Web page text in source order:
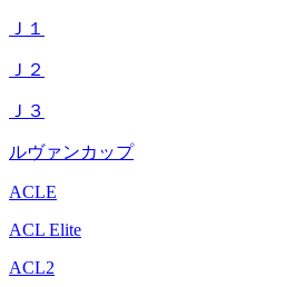
Ｊ１
Ｊ２
Ｊ３
ルヴァンカップ
ACLE
ACL Elite
ACL2